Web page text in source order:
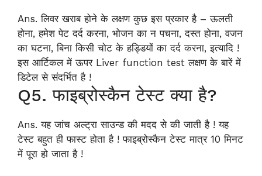
Ans. लिवर खराब होने के लक्षण कुछ इस प्रकार है – ऊलती
होना, हमेश पेट दर्द करना, भोजन का न पचना, दस्त होना, वजन
का घटना, बिना किसी चोट के हड्डियों का दर्द करना, इत्यादि !
इस आर्टिकल में ऊपर Liver function test लक्षण के बारें में
डिटेल से संदर्भित है !
Q5. फाइब्रोस्कैन टेस्ट क्या है?
Ans. यह जांच अल्ट्रा साउन्ड की मदद से की जाती है ! यह
टेस्ट बहुत ही फास्ट होता है ! फाइब्रोस्कैन टेस्ट मात्र 10 मिनट
में पूरा हो जाता है !